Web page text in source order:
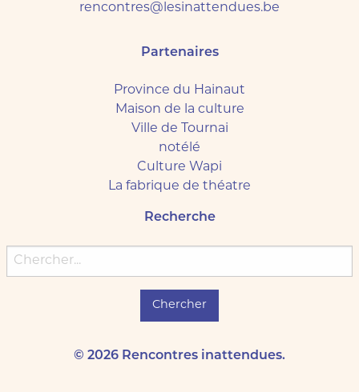
rencontres@lesinattendues.be
Partenaires
Province du Hainaut
Maison de la culture
Ville de Tournai
notélé
Culture Wapi
La fabrique de théatre
Recherche
© 2026 Rencontres inattendues.